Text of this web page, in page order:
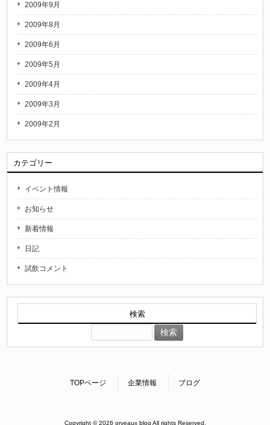
2009年9月
2009年8月
2009年6月
2009年5月
2009年4月
2009年3月
2009年2月
カテゴリー
イベント情報
お知らせ
新着情報
日記
試飲コメント
検索
索:
TOPページ 企業情報 ブログ
Copyright © 2026 orveaux blog All rights Reserved.